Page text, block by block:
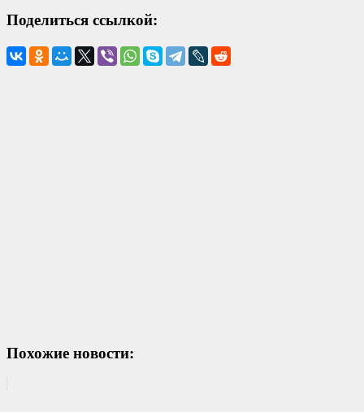
Поделиться ссылкой:
Похожие новости: